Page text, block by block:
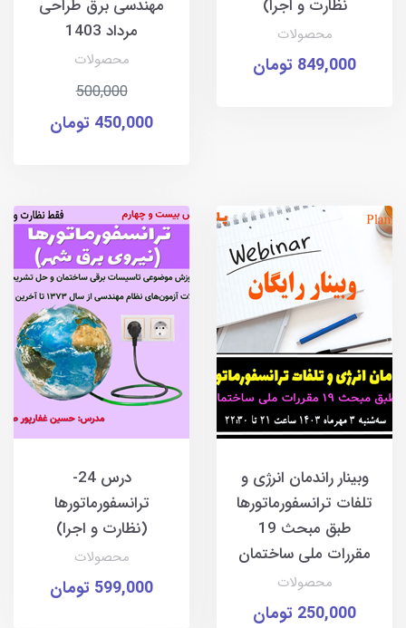
نظارت و اجرا)
محصولات
849,000 تومان
مهندسی برق طراحی
مرداد 1403
محصولات
500,000
450,000 تومان
وبینار راندمان انرژی و
تلفات ترانسفورماتورها
طبق مبحث 19
مقررات ملی ساختمان
محصولات
250,000 تومان
درس 24-
ترانسفورماتورها
(نظارت و اجرا)
محصولات
599,000 تومان